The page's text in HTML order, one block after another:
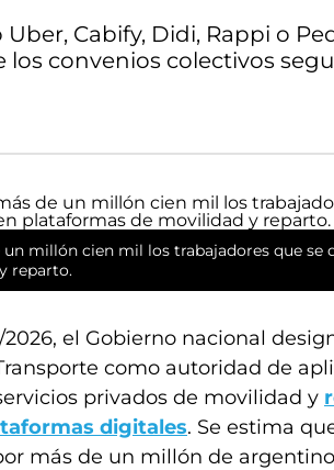
Cabify, Didi, Rappi o
los convenios colectivos
millón cien mil los trabajadores que se
reparto.
el Gobierno nacional
como autoridad de
privados de movilidad y
digitales. Se estima
más de un millón de